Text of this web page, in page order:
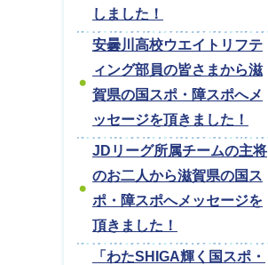
しました！
安曇川高校ウエイトリフテ
ィング部員の皆さまから滋
賀県の国スポ・障スポへメ
ッセージを頂きました！
JDリーグ所属チームの主将
のお二人から滋賀県の国ス
ポ・障スポへメッセージを
頂きました！
「わたSHIGA輝く国スポ・